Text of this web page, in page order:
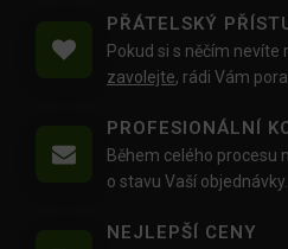
PŘÁTELSKÝ
Pokud si s něčím nevíte
zavolejte, rádi Vám
PROFESIONÁLNÍ
Během celého procesu
o stavu Vaší objednávky.
NEJLEPŠÍ CENY